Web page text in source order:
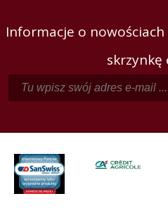
Informacje o
skrzynkę